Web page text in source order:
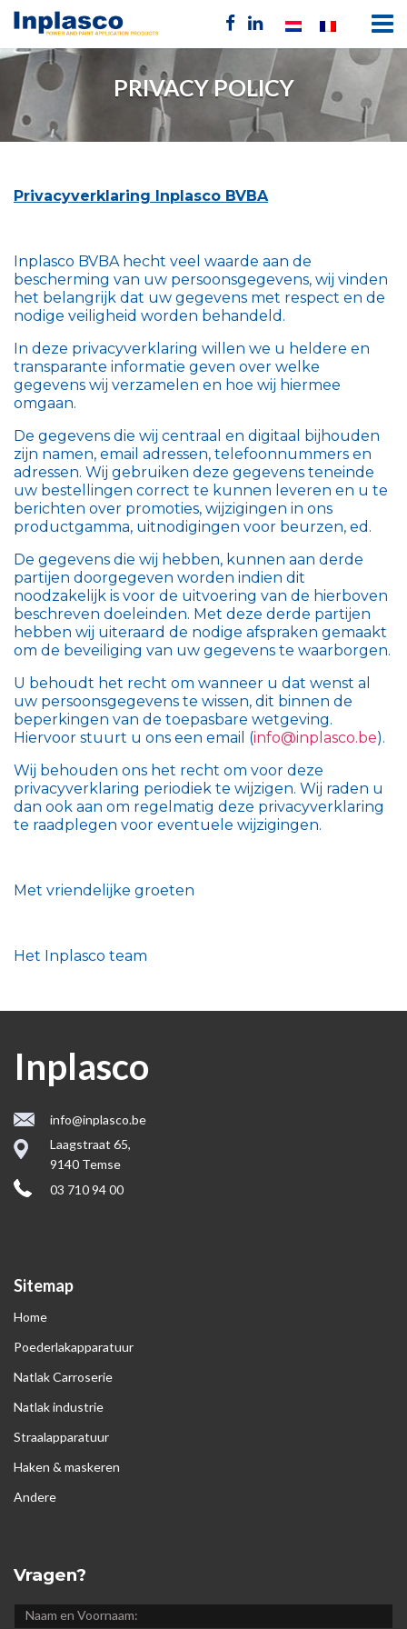
PRIVACY POLICY
Privacyverklaring Inplasco BVBA
Inplasco BVBA hecht veel waarde aan de
bescherming van uw persoonsgegevens, wij vinden
het belangrijk dat uw gegevens met respect en de
nodige veiligheid worden behandeld.
In deze privacyverklaring willen we u heldere en
transparante informatie geven over welke
gegevens wij verzamelen en hoe wij hiermee
omgaan.
De gegevens die wij centraal en digitaal bijhouden
zijn namen, email adressen, telefoonnummers en
adressen. Wij gebruiken deze gegevens teneinde
uw bestellingen correct te kunnen leveren en u te
berichten over promoties, wijzigingen in ons
productgamma, uitnodigingen voor beurzen, ed.
De gegevens die wij hebben, kunnen aan derde
partijen doorgegeven worden indien dit
noodzakelijk is voor de uitvoering van de hierboven
beschreven doeleinden. Met deze derde partijen
hebben wij uiteraard de nodige afspraken gemaakt
om de beveiliging van uw gegevens te waarborgen.
U behoudt het recht om wanneer u dat wenst al
uw persoonsgegevens te wissen, dit binnen de
beperkingen van de toepasbare wetgeving.
Hiervoor stuurt u ons een email (info@inplasco.be).
Wij behouden ons het recht om voor deze
privacyverklaring periodiek te wijzigen. Wij raden u
dan ook aan om regelmatig deze privacyverklaring
te raadplegen voor eventuele wijzigingen.
Met vriendelijke groeten
Het Inplasco team
Inplasco
info@inplasco.be
Laagstraat 65,
9140 Temse
03 710 94 00
Sitemap
Home
Poederlakapparatuur
Natlak Carroserie
Natlak industrie
Straalapparatuur
Haken & maskeren
Andere
Vragen?
NAAM